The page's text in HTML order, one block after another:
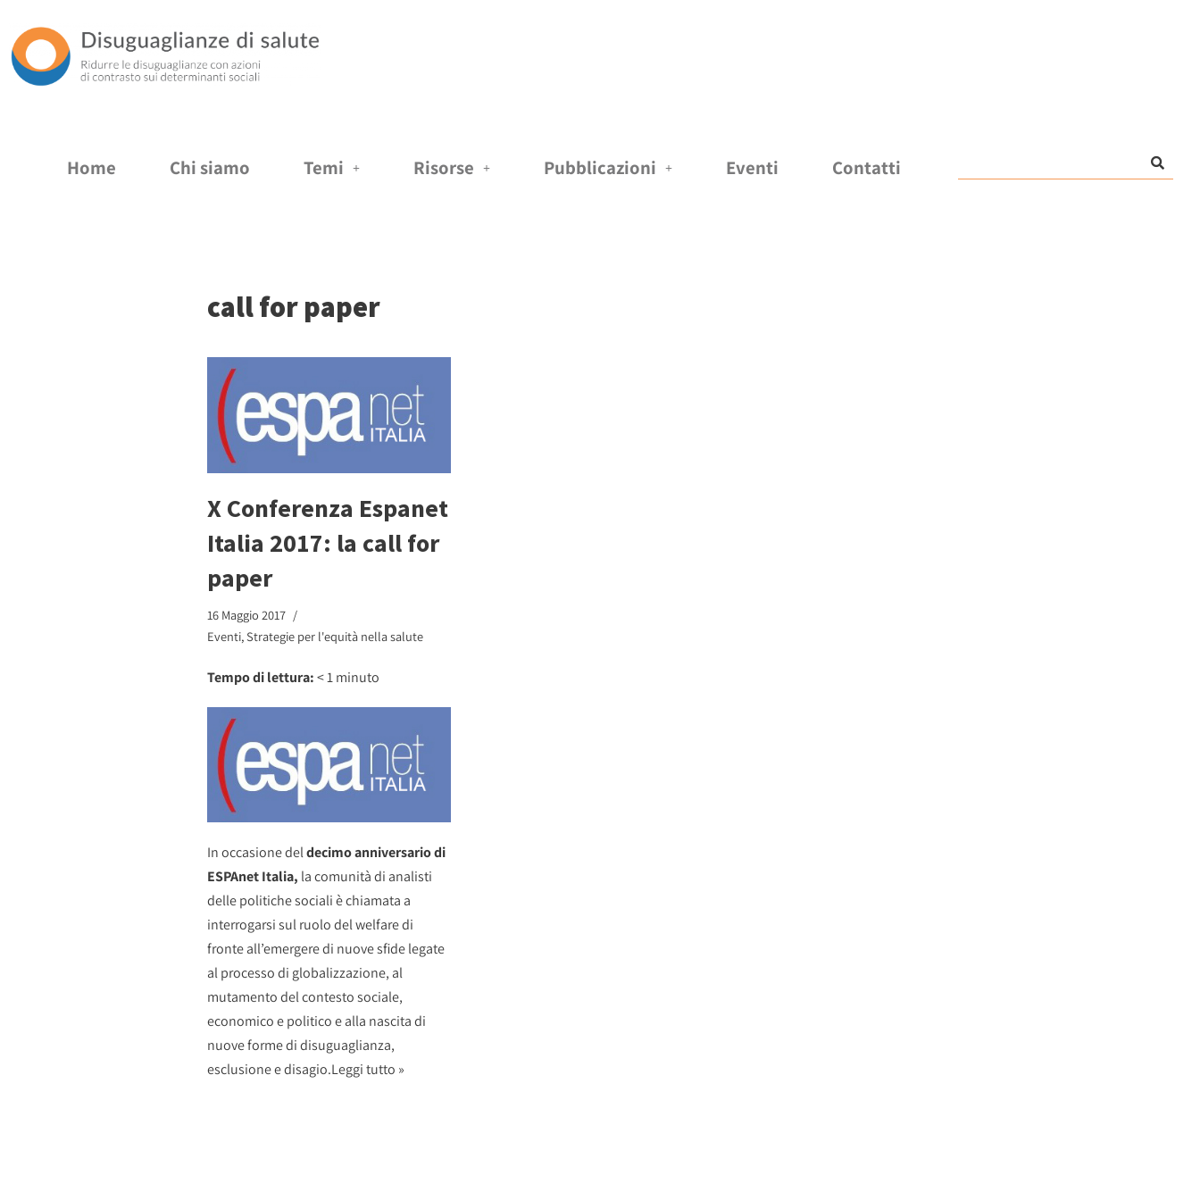
Vai
al
Home Chi siamo Temi Risorse Pubblicazioni Eventi Contatti
call for paper
X Conferenza Espanet
Italia 2017: la call for
paper
16 Maggio 2017
Eventi,Strategie per l'equità nella salute
Tempo di lettura:< 1minuto
In occasione deldecimo anniversario di
ESPAnet Italia, la comunità di analisti
delle politiche sociali è chiamata a
interrogarsi sul ruolo del welfare di
fronte all’emergere di nuove sfide legate
al processo di globalizzazione, al
mutamento del contesto sociale,
economico e politico e alla nascita di
nuove forme di disuguaglianza,
esclusione e disagio.Leggi tutto »